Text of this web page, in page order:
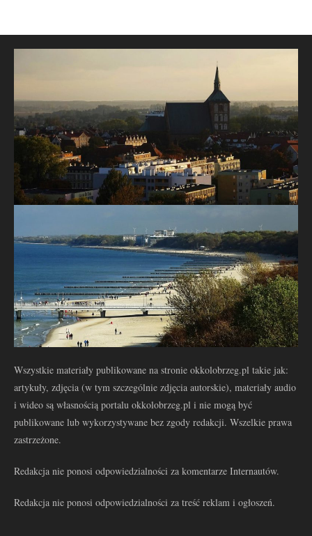
Wszystkie materiały publikowane na stronie okkolobrzeg.pl takie jak:
artykuły, zdjęcia (w tym szczególnie zdjęcia autorskie), materiały audio
i wideo są własnością portalu okkolobrzeg.pl i nie mogą być
publikowane lub wykorzystywane bez zgody redakcji. Wszelkie prawa
zastrzeżone.
Redakcja nie ponosi odpowiedzialności za komentarze Internautów.
Redakcja nie ponosi odpowiedzialności za treść reklam i ogłoszeń.